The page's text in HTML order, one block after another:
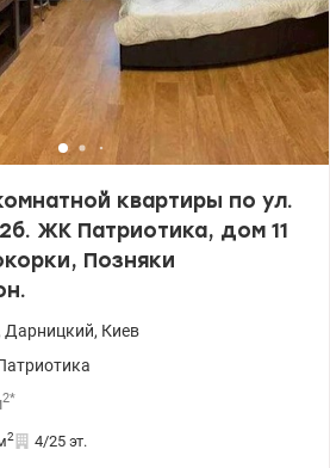
сады ТРЦ River Mall супермаркеты
рядом озера и зоны отдыха
программы Цена 150 000 у.е
Valion.ua/1150724
квартиры по ул.
ЖК Патриотика, дом 11
Позняки
Дарницкий, Киев
2*
2 4/25 эт.